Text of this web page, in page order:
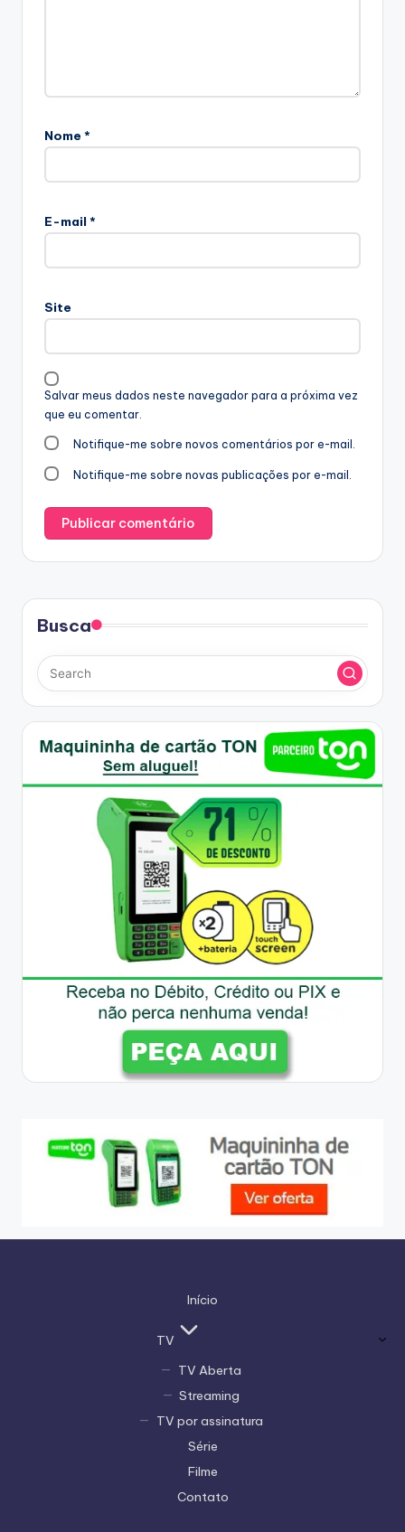
Nome *
E-mail *
Site
Salvar meus dados neste navegador para a próxima vez
que eu comentar.
Notifique-me sobre novos comentários por e-mail.
Notifique-me sobre novas publicações por e-mail.
Busca
Início
TV
TV Aberta
Streaming
TV por assinatura
Série
Filme
Contato